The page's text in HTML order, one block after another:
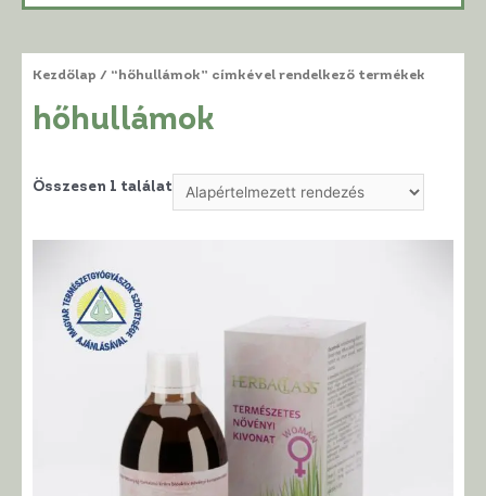
Kezdőlap / “hőhullámok” címkével rendelkező termékek
hőhullámok
Összesen 1 találat